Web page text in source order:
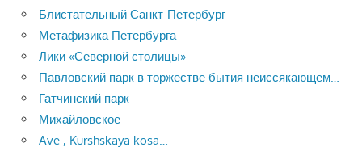
Блистательный Санкт-Петербург
Метафизика Петербурга
Лики «Северной столицы»
Павловский парк в торжестве бытия неиссякающем…
Гатчинский парк
Михайловское
Ave , Kurshskaya kosa…